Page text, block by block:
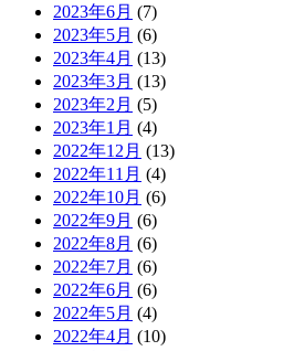
2023年6月 (7)
2023年5月 (6)
2023年4月 (13)
2023年3月 (13)
2023年2月 (5)
2023年1月 (4)
2022年12月 (13)
2022年11月 (4)
2022年10月 (6)
2022年9月 (6)
2022年8月 (6)
2022年7月 (6)
2022年6月 (6)
2022年5月 (4)
2022年4月 (10)